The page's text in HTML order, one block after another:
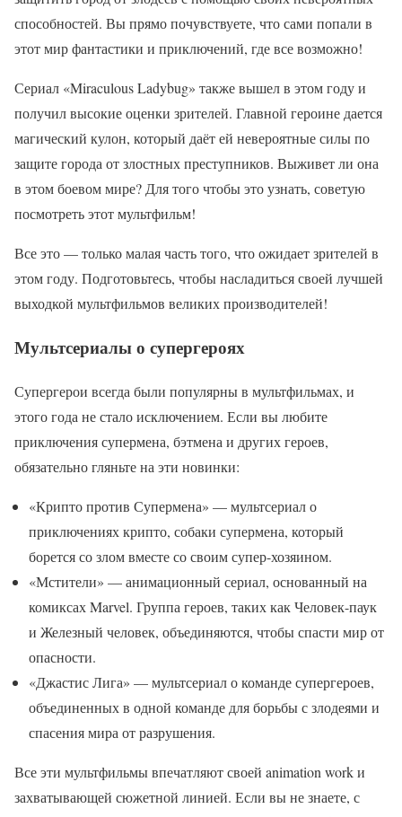
способностей. Вы прямо почувствуете, что сами попали в
этот мир фантастики и приключений, где все возможно!
Сериал «Miraculous Ladybug» также вышел в этом году и
получил высокие оценки зрителей. Главной героине дается
магический кулон, который даёт ей невероятные силы по
защите города от злостных преступников. Выживет ли она
в этом боевом мире? Для того чтобы это узнать, советую
посмотреть этот мультфильм!
Все это — только малая часть того, что ожидает зрителей в
этом году. Подготовьтесь, чтобы насладиться своей лучшей
выходкой мультфильмов великих производителей!
Мультсериалы о супергероях
Супергерои всегда были популярны в мультфильмах, и
этого года не стало исключением. Если вы любите
приключения супермена, бэтмена и других героев,
обязательно гляньте на эти новинки:
«Крипто против Супермена» — мультсериал о
приключениях крипто, собаки супермена, который
борется со злом вместе со своим супер-хозяином.
«Мстители» — анимационный сериал, основанный на
комиксах Marvel. Группа героев, таких как Человек-паук
и Железный человек, объединяются, чтобы спасти мир от
опасности.
«Джастис Лига» — мультсериал о команде супергероев,
объединенных в одной команде для борьбы с злодеями и
спасения мира от разрушения.
Все эти мультфильмы впечатляют своей animation work и
захватывающей сюжетной линией. Если вы не знаете, с